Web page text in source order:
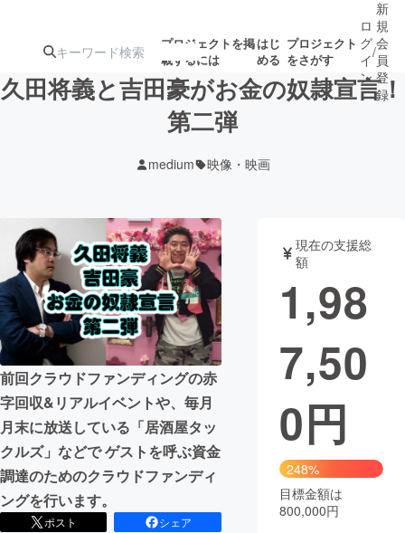
プロジェクトを掲
載するには
はじ
める
プロジェクト
をさがす
注目の新着プロ
ジェクト
募集終了が近いプ
ロジェクト
アート・写真 音楽
テクノロジー・ガジェット ゲーム・サ
映像・映画
ビジネス・起業
まちづくり・地域活性化
CAMPFIRE for Social Good
CAMPFIRE Creation
CAMPFIREふるさと納税
コミュニティ
ロ
グ
イ
ン
/
新
規
会
員
登
録
久田将義と吉田豪がお金の奴隷宣言！
第二弾
medium 映像・映画
前回クラウドファンディングの赤
字回収&リアルイベントや、毎月
月末に放送している「居酒屋タッ
クルズ」などで ゲストを呼ぶ資金
調達のためのクラウドファンディ
ングを行います。
ポスト
シェア
現在の支援総
額
1,98
7,50
0円
248%
目標金額は
800,000円